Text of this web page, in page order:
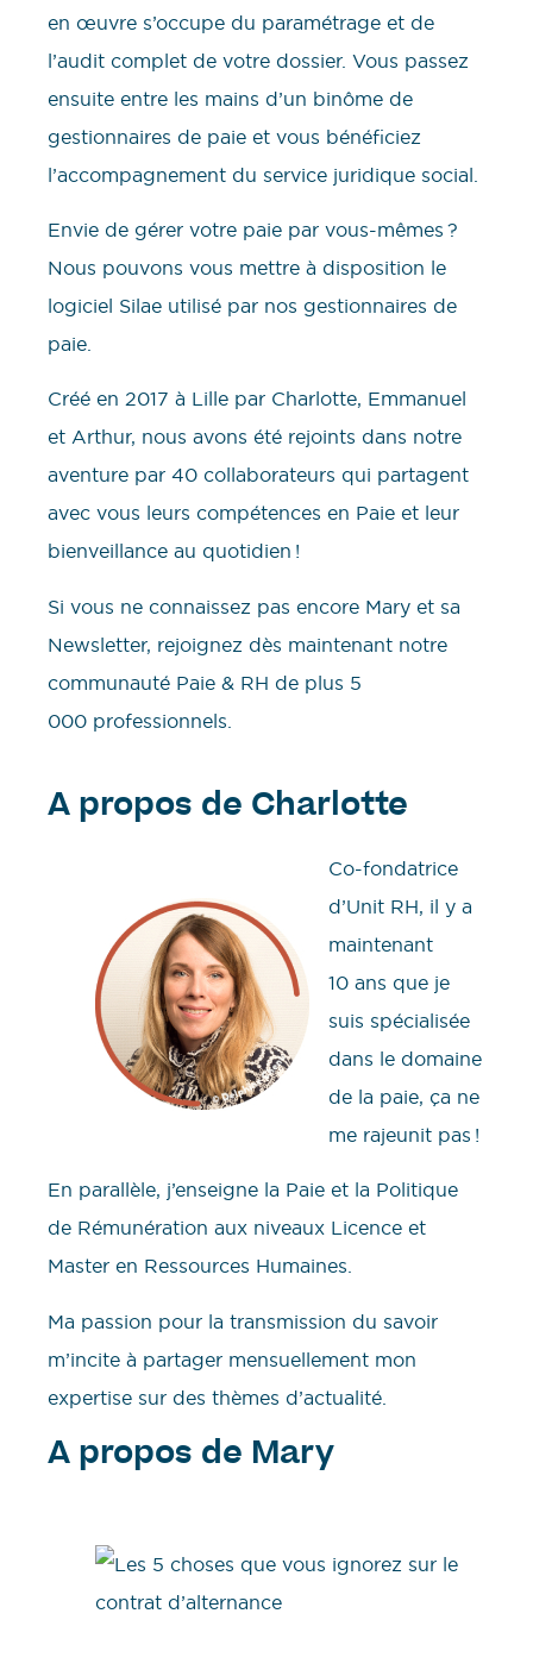
en œuvre s’occupe du paramétrage et de
l’audit complet de votre dossier. Vous passez
ensuite entre les mains d’un binôme de
gestionnaires de paie et vous bénéficiez
l’accompagnement du service juridique social.
Envie de gérer votre paie par vous-mêmes ?
Nous pouvons vous mettre à disposition le
logiciel Silae utilisé par nos gestionnaires de
paie.
Créé en 2017 à Lille par Charlotte, Emmanuel
et Arthur, nous avons été rejoints dans notre
aventure par 40 collaborateurs qui partagent
avec vous leurs compétences en Paie et leur
bienveillance au quotidien !
Si vous ne connaissez pas encore Mary et sa
Newsletter, rejoignez dès maintenant notre
communauté Paie & RH de plus 5
000 professionnels.
A propos de Charlotte
Co-fondatrice
d’Unit RH, il y a
maintenant
10 ans que je
suis spécialisée
dans le domaine
de la paie, ça ne
me rajeunit pas !
En parallèle, j’enseigne la Paie et la Politique
de Rémunération aux niveaux Licence et
Master en Ressources Humaines.
Ma passion pour la transmission du savoir
m’incite à partager mensuellement mon
expertise sur des thèmes d’actualité.
A propos de Mary